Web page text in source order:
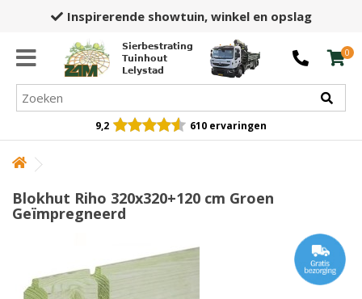
45+ jaar ervaring én expertise
Sierbestrating
Tuinhout
Lelystad
0
9,2 610 ervaringen
Blokhut Riho 320x320+120 cm Groen
Geïmpregneerd